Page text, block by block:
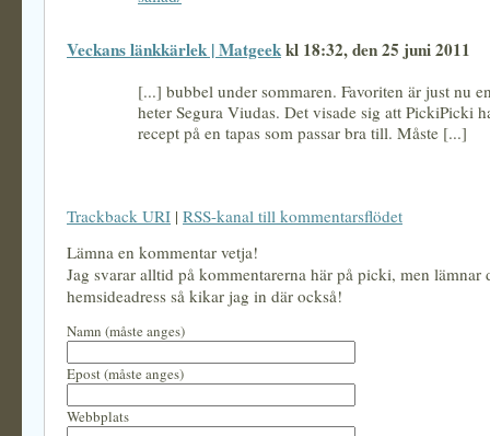
Veckans länkkärlek | Matgeekkl 18:32, den 25 juni 2011
[...] bubbel under sommaren. Favoriten är just nu
heter Segura Viudas. Det visade sig att PickiPicki
recept på en tapas som passar bra till. Måste [...]
Trackback URI | RSS-kanal till kommentarsflödet
Lämna en kommentar vetja!
Jag svarar alltid på kommentarerna här på picki, men lämnar
hemsideadress så kikar jag in där också!
Namn (måste anges)
Epost (måste anges)
Webbplats